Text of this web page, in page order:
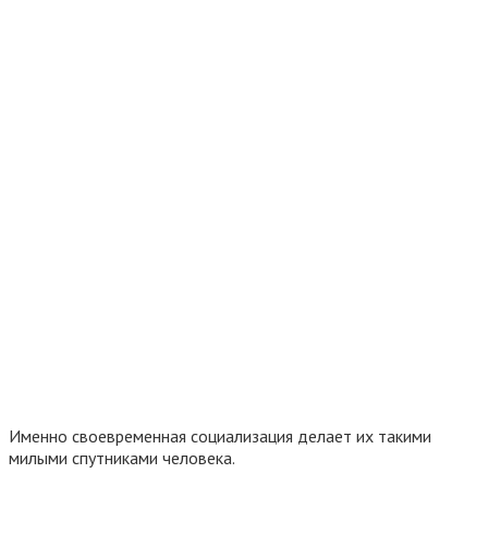
Именно своевременная социализация делает их такими
милыми спутниками человека.